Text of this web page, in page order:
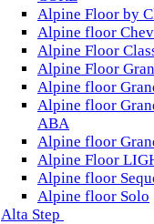
Alpine Floor by
Alpine floor
Alpine Floor
Alpine Floor
Alpine floor
Alpine floor
ABA
Alpine floor
Alpine Floor
Alpine floor
Alpine floor Solo
Alta Step